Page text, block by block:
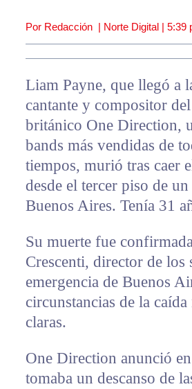
Por Redacción | Norte Digital | 5:39
Liam Payne, que llegó a
cantante y compositor
británico One Direction,
bands más vendidas de
tiempos, murió tras caer
desde el tercer piso de
Buenos Aires. Tenía 31
Su muerte fue
Crescenti, director de los
emergencia de Buenos
circunstancias de la caída
claras.
One Direction anunció
tomaba un descanso de